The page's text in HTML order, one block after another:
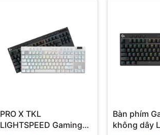
PRO X TKL
LIGHTSPEED Gaming
Bàn phím
không dây